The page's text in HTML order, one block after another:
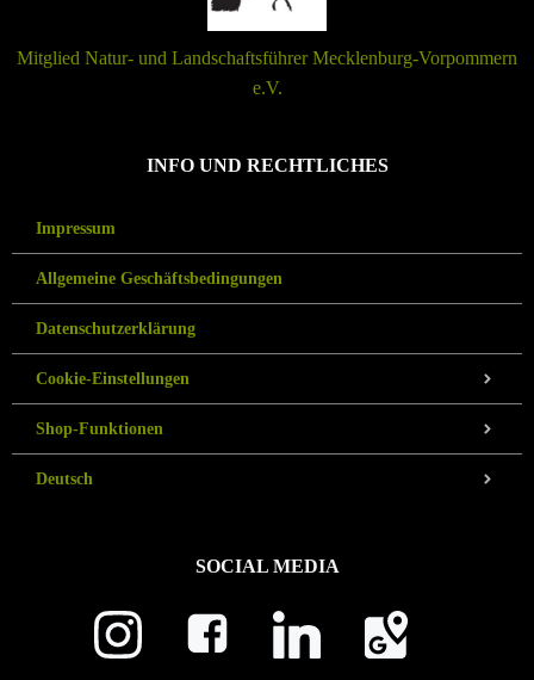
Mitglied Natur- und Landschaftsführer Mecklenburg-Vorpommern
e.V.
INFO UND RECHTLICHES
Impressum
Allgemeine Geschäftsbedingungen
Datenschutzerklärung
Cookie-Einstellungen
Shop-Funktionen
Deutsch
SOCIAL MEDIA